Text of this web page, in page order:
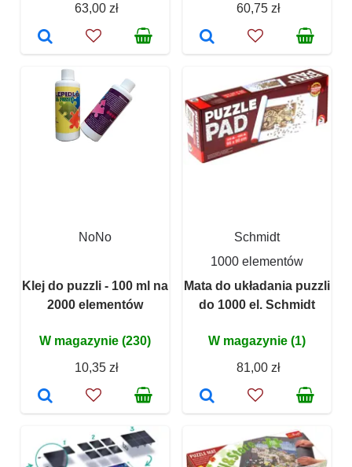
63,00 zł
60,75 zł
NoNo
Klej do puzzli - 100 ml na
2000 elementów
W magazynie (230)
10,35 zł
Schmidt
1000 elementów
Mata do układania puzzli
do 1000 el. Schmidt
W magazynie (1)
81,00 zł